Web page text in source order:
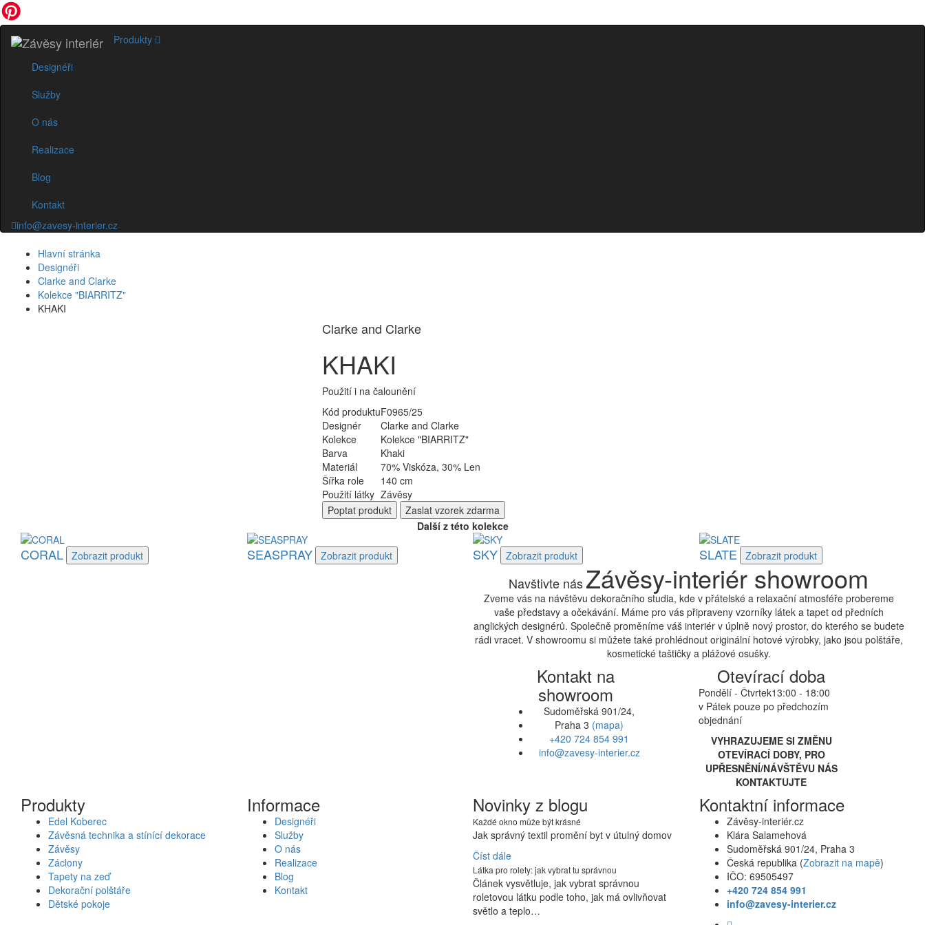
Produkty
Designéři
Služby
O nás
Realizace
Blog
Kontakt
info@zavesy-interier.cz
Hlavní stránka
Designéři
Clarke and Clarke
Kolekce "BIARRITZ"
KHAKI
Clarke and Clarke
KHAKI
Použití i na čalounění
Kód produktuF0965/25
Designér
Clarke and Clarke
Kolekce
Kolekce "BIARRITZ"
Barva
Khaki
Materiál
70% Viskóza, 30% Len
Šířka role
140 cm
Použití látky Závěsy
Poptat produkt Zaslat vzorek zdarma
Další z této kolekce
CORAL Zobrazit produkt SEASPRAY Zobrazit produkt SKY Zobrazit produkt SLATE Zobrazit produkt
Navštivte násZávěsy-interiér showroom
Zveme vás na návštěvu dekoračního studia, kde v přátelské a relaxační atmosféře probereme
vaše představy a očekávání. Máme pro vás připraveny vzorníky látek a tapet od předních
anglických designérů. Společně proměníme váš interiér v úplně nový prostor, do kterého se budete
rádi vracet. V showroomu si můžete také prohlédnout originální hotové výrobky, jako jsou polštáře,
kosmetické taštičky a plážové osušky.
Kontakt na
showroom
Sudoměřská 901/24,
Praha 3 (mapa)
+420 724 854 991
info@zavesy-interier.cz
Otevírací doba
Pondělí - Čtvrtek13:00 - 18:00
v Pátek pouze po předchozím
objednání
VYHRAZUJEME SI ZMĚNU
OTEVÍRACÍ DOBY, PRO
UPŘESNĚNÍ/NÁVŠTĚVU NÁS
KONTAKTUJTE
Produkty
Edel Koberec
Závěsná technika a stínící dekorace
Závěsy
Záclony
Tapety na zeď
Dekorační polštáře
Dětské pokoje
Informace
Designéři
Služby
O nás
Realizace
Blog
Kontakt
Novinky z blogu
Každé okno může být krásné
Jak správný textil promění byt v útulný domov
Číst dále
Látka pro rolety: jak vybrat tu správnou
Článek vysvětluje, jak vybrat správnou
roletovou látku podle toho, jak má ovlivňovat
světlo a teplo…
Kontaktní informace
Závěsy-interiér.cz
Klára Salamehová
Sudoměřská 901/24, Praha 3
Česká republika (Zobrazit na mapě)
IČO: 69505497
+420 724 854 991
info@zavesy-interier.cz